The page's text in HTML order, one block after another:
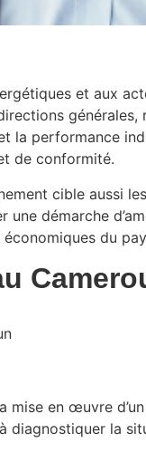
et aux
générales,
la performance
de conformité.
cible aussi
démarche
du
en œuvre
diagnostiquer la